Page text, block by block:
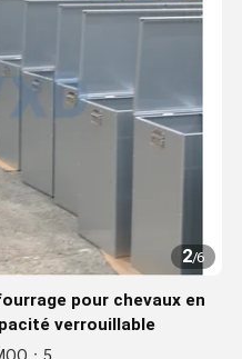
2/6
pour chevaux en
verrouillable